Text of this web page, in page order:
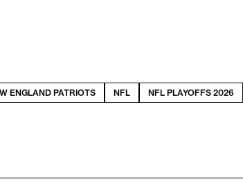
ENGLAND PATRIOTS NFL NFL PLAYOFFS 2026